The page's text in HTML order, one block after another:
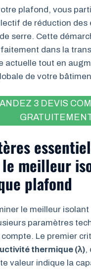
plafond, vous
de réduction des
serre. Cette
dans la
actuelle tout en
de votre
3 DEVIS
meilleur
plafond
le meilleur
paramètres
Le premier
thermique (λ),
valeur indique la